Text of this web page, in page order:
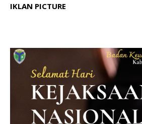
IKLAN PICTURE